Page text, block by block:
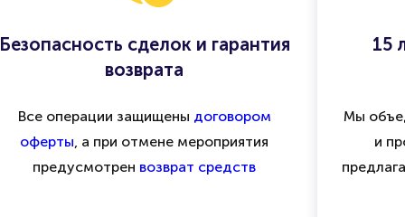
Безопасность сделок и гарантия
возврата
Все операции защищены договором
оферты, а при отмене мероприятия
предусмотрен возврат средств
15
Мы
и